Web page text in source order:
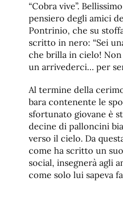
“Cobra vive”.
pensiero degli amici
Pontrinio, che su
scritto in nero: “Sei
che brilla in cielo!
un arrivederci… per
Al termine della
bara contenente le
sfortunato giovane è
decine di palloncini
verso il cielo. Da
come ha scritto un
social, insegnerà agli
come solo lui sapeva